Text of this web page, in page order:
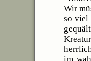
Wir
so viel